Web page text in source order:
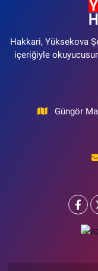
Hakkari, Yüksekova
içeriğiyle
Güngör